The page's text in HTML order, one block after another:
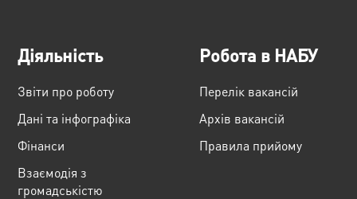
Діяльність
Звіти про роботу
Дані та інфографіка
Фінанси
Взаємодія з
громадськістю
Робота в НАБУ
Перелік вакансій
Архів вакансій
Правила прийому